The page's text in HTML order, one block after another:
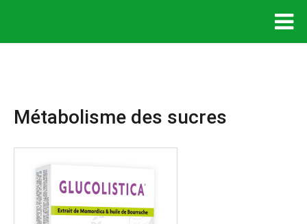
Métabolisme des sucres